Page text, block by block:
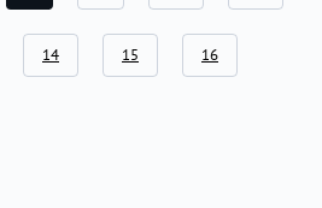
14 15 16